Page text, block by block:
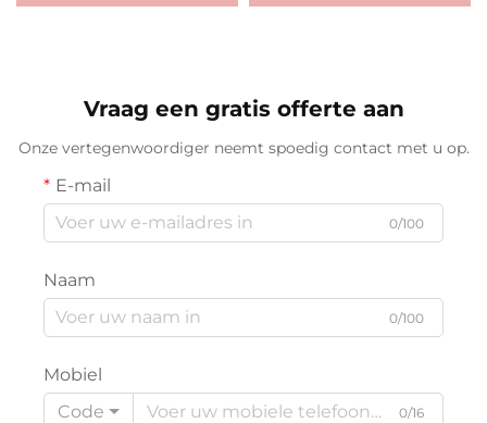
Vraag een gratis offerte aan
Onze vertegenwoordiger neemt spoedig contact met u op.
E-mail
0/100
Naam
0/100
Mobiel
Code
0/16